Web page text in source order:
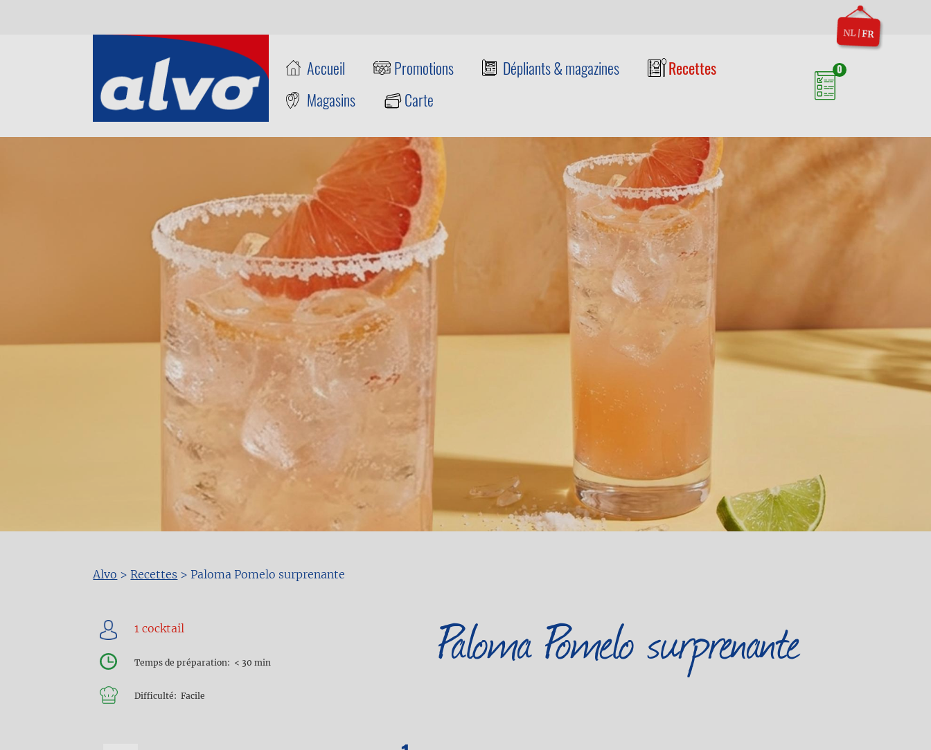
NL|FR
Accueil Promotions Dépliants & magazines
Recettes
Magasins
Carte
0
Fil
d'Ariane
Alvo > Recettes > Paloma Pomelo surprenante
Temps de préparation < 30 min
Difficulté Facile
Paloma Pomelo surprenante